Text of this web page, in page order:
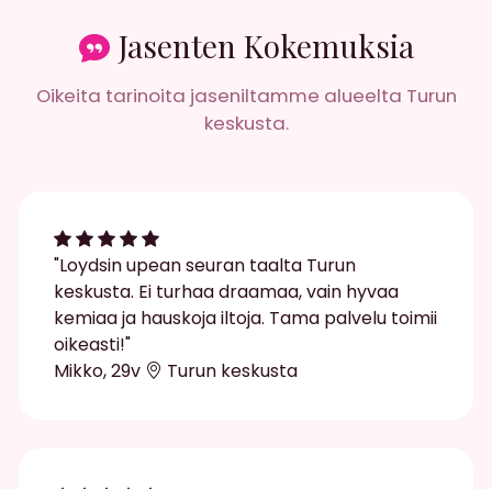
Jasenten Kokemuksia
Oikeita tarinoita jaseniltamme alueelta Turun
keskusta.
"Loydsin upean seuran taalta Turun
keskusta. Ei turhaa draamaa, vain hyvaa
kemiaa ja hauskoja iltoja. Tama palvelu toimii
oikeasti!"
Mikko, 29v
Turun keskusta